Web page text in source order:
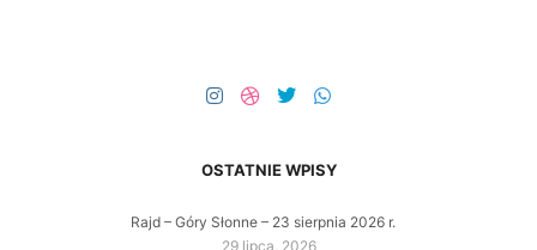
OSTATNIE WPISY
Rajd – Góry Słonne – 23 sierpnia 2026 r.
29 lipca, 2026